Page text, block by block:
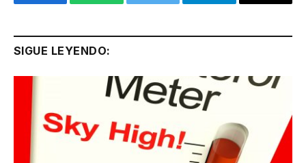
Facebook WhatsApp Twitter Telegram Email
SIGUE LEYENDO: